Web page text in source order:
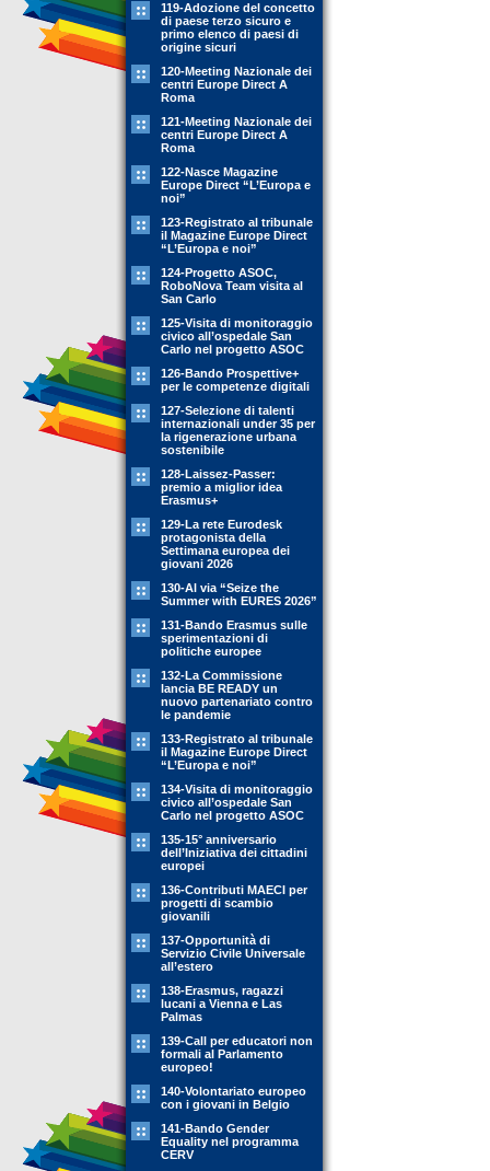
119-Adozione del concetto
di paese terzo sicuro e
primo elenco di paesi di
origine sicuri
120-Meeting Nazionale dei
centri Europe Direct A
Roma
121-Meeting Nazionale dei
centri Europe Direct A
Roma
122-Nasce Magazine
Europe Direct “L’Europa e
noi”
123-Registrato al tribunale
il Magazine Europe Direct
“L’Europa e noi”
124-Progetto ASOC,
RoboNova Team visita al
San Carlo
125-Visita di monitoraggio
civico all’ospedale San
Carlo nel progetto ASOC
126-Bando Prospettive+
per le competenze digitali
127-Selezione di talenti
internazionali under 35 per
la rigenerazione urbana
sostenibile
128-Laissez-Passer:
premio a miglior idea
Erasmus+
129-La rete Eurodesk
protagonista della
Settimana europea dei
giovani 2026
130-Al via “Seize the
Summer with EURES 2026”
131-Bando Erasmus sulle
sperimentazioni di
politiche europee
132-La Commissione
lancia BE READY un
nuovo partenariato contro
le pandemie
133-Registrato al tribunale
il Magazine Europe Direct
“L’Europa e noi”
134-Visita di monitoraggio
civico all’ospedale San
Carlo nel progetto ASOC
135-15° anniversario
dell’Iniziativa dei cittadini
europei
136-Contributi MAECI per
progetti di scambio
giovanili
137-Opportunità di
Servizio Civile Universale
all’estero
138-Erasmus, ragazzi
lucani a Vienna e Las
Palmas
139-Call per educatori non
formali al Parlamento
europeo!
140-Volontariato europeo
con i giovani in Belgio
141-Bando Gender
Equality nel programma
CERV